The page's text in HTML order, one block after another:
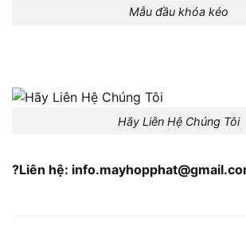
Mẫu đầu khóa kéo
Hãy Liên Hệ Chúng Tôi
?Liên hệ: